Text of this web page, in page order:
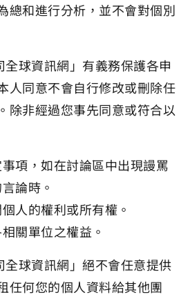
總和進行分析，並不會對個別
全球資訊網」有義務保護各申
人同意不會自行修改或刪除任
除非經過您事先同意或符合以
項，如在討論區中出現謾罵
論時。
人的權利或所有權。
關單位之權益。
全球資訊網」絕不會任意提供
任何您的個人資料給其他團